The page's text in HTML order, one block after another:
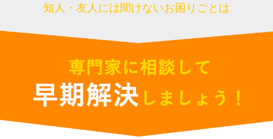
知人・友人には聞けないお困りごとは